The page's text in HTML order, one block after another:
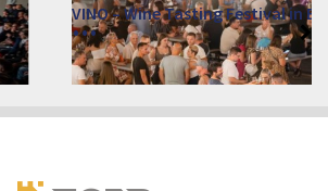
Festival in Eger 2026
tér